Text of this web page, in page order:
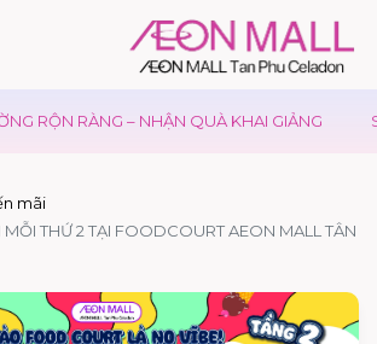
RỘN RÀNG – NHẬN QUÀ KHAI GIẢNG
mãi
THỨ 2 TẠI FOODCOURT AEON MALL TÂN